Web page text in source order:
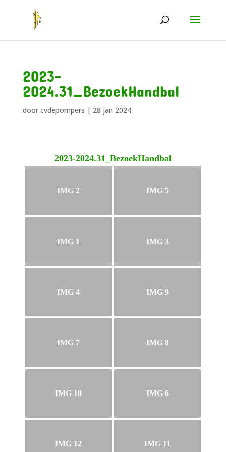
2023-
2024.31_BezoekHandbal
door cvdepompers | 28 jan 2024
2023-2024.31_BezoekHandbal
IMG 2 IMG 5
IMG 1 IMG 3
IMG 4 IMG 9
IMG 7 IMG 8
IMG 10 IMG 6
IMG 12 IMG 11